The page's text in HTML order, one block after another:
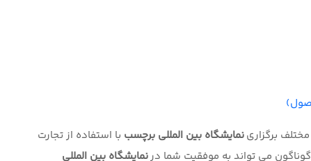
برگزارینمایشگاه بین المللی برچسب با استفاده از تجارت
می تواند به موفقیت شما درنمایشگاه بین المللی